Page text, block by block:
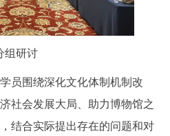
组研讨
围绕深化文化体制机制改
社会发展大局、助力博物馆之
结合实际提出存在的问题和对